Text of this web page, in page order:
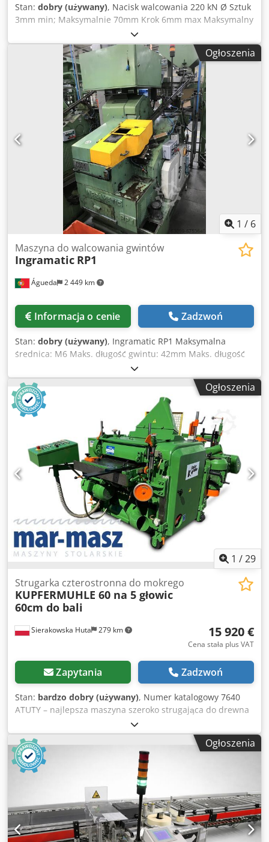
Stan: dobry (używany), Nacisk walcowania 220 kN Ø Sztuk
3mm min; Maksymalnie 70mm Krok 6mm max Maksymalny
skok rowków 2,25 mm Szerokość rolki maks. 160 mm Ø rolki
min. 133mm; Maksymalnie 170 mm Prędkość wału
rolkowego 24 30 38 45 62 72 90 114 obr./min Ø wałka
nośnego rolki 54mm standard; 69,85 specjalne Rozstaw osi
min. 135 mm; Maksymalnie 230 mm Czas trwania pracy:
maksymalnie 15 minut Prędkość posuwu od 0,5 mm/s do 6
mm/s Djdpsvyyyxefx Actsck Czas laminowania od 0,1 s do
100 s Czas pauzy od 0,1 s do 100 s Silnik główny 5,5 kW
Zużycie energii elektrycznej 8,6 kW Pojemność zbiornika
130 l Waga ok. 2100 kg
Ogłoszenia
1 / 6
Águeda 2 449 km
Maszyna do walcowania gwintów
Ingramatic RP1
Informacja o cenie Zadzwoń
Stan: dobry (używany), Ingramatic RP1 Maksymalna
średnica: M6 Maks. długość gwintu: 42mm Maks. długość
trzpienia: 75mm Dodpfx Acshrdnksteck Rok: 80
Ogłoszenia
1 /29
Sierakowska Huta 279 km
Strugarka czterostronna do mokrego
KUPFERMUHLE 60 na 5 głowic
60cm do bali
15 920 €
Cena stała plus VAT
Zapytania Zadzwoń
Stan: bardzo dobry (używany), Numer katalogowy 7640
ATUTY – najlepsza maszyna szeroko strugająca do drewna
mokrego i suchego – idealna do obróbki bali, podłogówki
itp. – 2 wały strugające + 3 wrzeciona – produkcji
niemieckiej marki KUPFERMUHLE – strugarka używana,
stan bardzo dobry DANE TECHNICZNE - max szerokość
strugania 610mm - max wysokość strugania 200mm - z
góry: - wał wprowadzający ciągnący, zębaty - zapadki -
docisk Dcedpfx Aozrk T Aoctjk - 2 wały ciągnące, zębate -
docisk - wał strugający 610mm, 6-nożowy 15kW - dociski -
wał ciągnący, gładki, wyprowadzający - z dołu: - docisk
boczny na wprowadzeniu - listwa prowadząca - blat
Ogłoszenia